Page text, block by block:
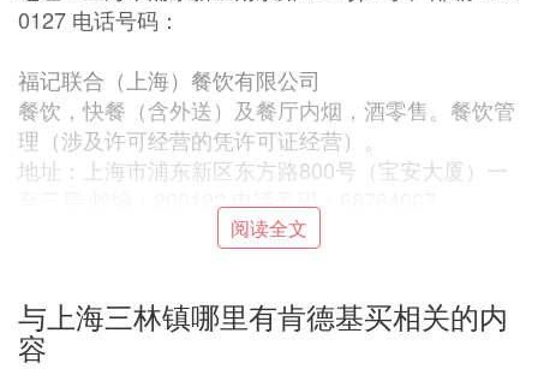
0127 电话号码：
福记联合（上海）餐饮有限公司
餐饮，快餐（含外送）及餐厅内烟，酒零售。餐饮管
理（涉及许可经营的凭许可证经营）。
地址：上海市浦东新区东方路800号（宝安大厦）一
至三层 邮编：200122 电话号码：68764067
高行联帮行健快餐服务社
地址：上海市顾高路385号 邮编：201208 电话号
码：58656618
阅读全文
与上海三林镇哪里有肯德基买相关的内
容